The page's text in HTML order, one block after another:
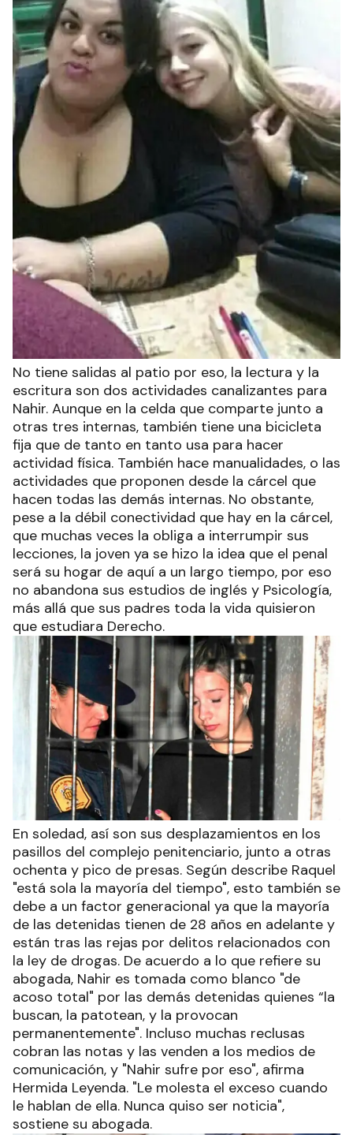
No tiene salidas al patio por eso, la lectura y la
escritura son dos actividades canalizantes para
Nahir. Aunque en la celda que comparte junto a
otras tres internas, también tiene una bicicleta
fija que de tanto en tanto usa para hacer
actividad física. También hace manualidades, o las
actividades que proponen desde la cárcel que
hacen todas las demás internas. No obstante,
pese a la débil conectividad que hay en la cárcel,
que muchas veces la obliga a interrumpir sus
lecciones, la joven ya se hizo la idea que el penal
será su hogar de aquí a un largo tiempo, por eso
no abandona sus estudios de inglés y Psicología,
más allá que sus padres toda la vida quisieron
que estudiara Derecho.
En soledad, así son sus desplazamientos en los
pasillos del complejo penitenciario, junto a otras
ochenta y pico de presas. Según describe Raquel
"está sola la mayoría del tiempo", esto también se
debe a un factor generacional ya que la mayoría
de las detenidas tienen de 28 años en adelante y
están tras las rejas por delitos relacionados con
la ley de drogas. De acuerdo a lo que refiere su
abogada, Nahir es tomada como blanco "de
acoso total" por las demás detenidas quienes “la
buscan, la patotean, y la provocan
permanentemente". Incluso muchas reclusas
cobran las notas y las venden a los medios de
comunicación, y "Nahir sufre por eso", afirma
Hermida Leyenda. "Le molesta el exceso cuando
le hablan de ella. Nunca quiso ser noticia",
sostiene su abogada.